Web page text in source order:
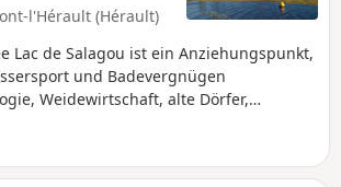
l'Hérault (Hérault)
Lac de Salagou ist ein Anziehungspunkt,
und Badevergnügen
Weidewirtschaft, alte Dörfer,
am Ende des Sommers wieder zur